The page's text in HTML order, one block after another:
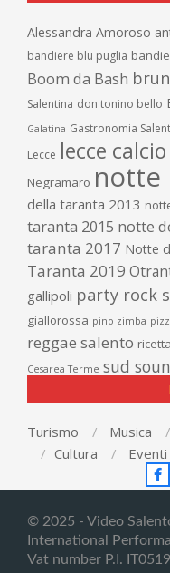
Alessandra Amoroso
bandiere blu puglia
Boom da Bash
Salentina don tonino bello
Galatina Gastronomia
Lecce lecce calcio
Negramaro notte
della taranta 2013
taranta 2015 notte
taranta 2017 Notte
Taranta 2019
gallipoli party rock
giallorossa pino zimba
reggae salento
Cesarea Terme sud
Turismo Musica
Cultura
Eventi
© 2025 - Video
International
Vat number P.I.